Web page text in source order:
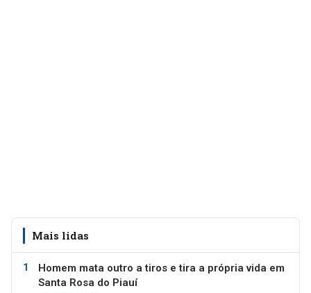
Mais lidas
Homem mata outro a tiros e tira a própria vida em
Santa Rosa do Piauí